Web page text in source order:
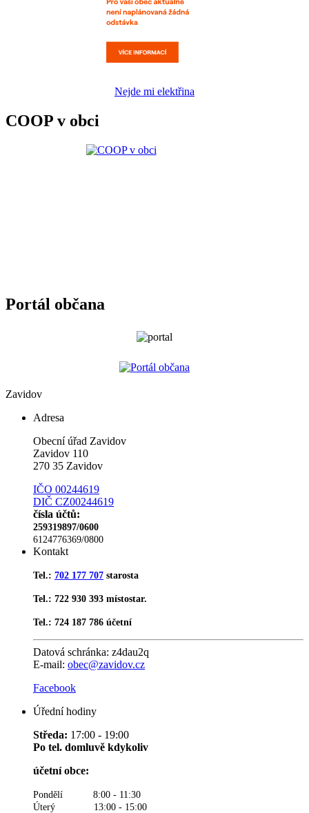
Nejde mi elektřina
COOP v obci
Portál občana
Zavidov
Adresa
Obecní úřad Zavidov
Zavidov 110
270 35 Zavidov
IČO 00244619
DIČ CZ00244619
čísla účtů:
259319897/0600
6124776369/0800
Kontakt
Tel.: 702 177 707 starosta
Tel.: 722 930 393 místostar.
Tel.: 724 187 786 účetní
Datová schránka: z4dau2q
E-mail: obec@zavidov.cz
Facebook
Úřední hodiny
Středa: 17:00 - 19:00
Po tel. domluvě kdykoliv
účetní obce:
Pondělí 8:00 - 11:30
Úterý 13:00 - 15:00